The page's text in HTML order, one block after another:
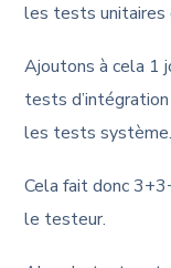
les tests unitaires
Ajoutons à cela 1
tests
les tests système.
Cela fait donc
le testeur.